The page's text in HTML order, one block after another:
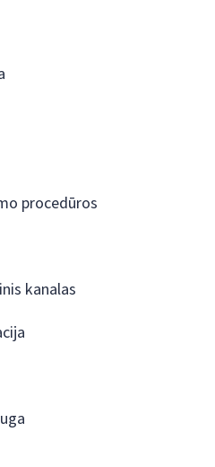
procedūros
kanalas